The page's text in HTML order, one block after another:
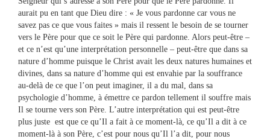
aurait pu en tant que Dieu dire : « Je vous pardonne car vous ne
savez pas ce que vous faites » mais il ressent le besoin de se tourner
vers le Père pour que ce soit le Père qui pardonne. Alors peut-être –
et ce n’est qu’une interprétation personnelle – peut-être que dans sa
nature d’homme puisque le Christ avait les deux natures humaines et
divines, dans sa nature d’homme qui est envahie par la souffrance
au-delà de ce que l’on peut imaginer, il a du mal, dans sa
psychologie d’homme, à émettre ce pardon tellement il souffre mais
Il se tourne vers son Père. L’autre interprétation qui est peut-être
plus juste est que ce qu’Il a fait à ce moment-là, ce qu’Il a dit à ce
moment-là à son Père, c’est pour nous qu’Il l’a dit, pour nous